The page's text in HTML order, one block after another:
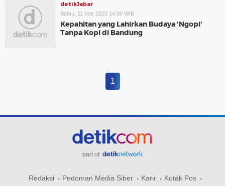
detikJabar
Sabtu, 11 Mar 2023 14:30 WIB
Kepahitan yang Lahirkan Budaya 'Ngopi'
Tanpa Kopi di Bandung
1
part of
Redaksi Pedoman Media Siber Karir Kotak Pos